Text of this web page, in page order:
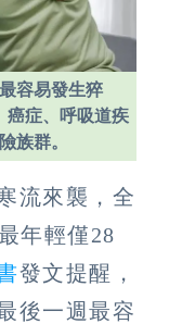
容易發生猝
癌症、呼吸道疾
族群。
流來襲，全
年輕僅28
發文提醒，
後一週最容